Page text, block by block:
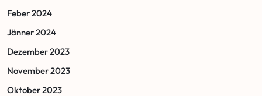
Feber 2024
Jänner 2024
Dezember 2023
November 2023
Oktober 2023